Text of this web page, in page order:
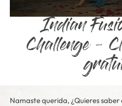
Indian
Challenge –
Namaste querida, ¿Quieres saber